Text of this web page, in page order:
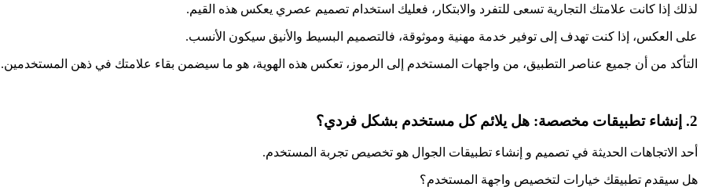
لذلك إذا كانت علامتك التجارية تسعى للتفرد والابتكار، فعليك استخدام تصميم عصري يعكس هذه القيم.
على العكس، إذا كنت تهدف إلى توفير خدمة مهنية وموثوقة، فالتصميم البسيط والأنيق سيكون الأنسب.
التأكد من أن جميع عناصر التطبيق، من واجهات المستخدم إلى الرموز، تعكس هذه الهوية، هو ما سيضمن بقاء علامتك في ذهن المستخدمين.
2. إنشاء تطبيقات مخصصة: هل يلائم كل مستخدم بشكل فردي؟
أحد الاتجاهات الحديثة في تصميم و إنشاء تطبيقات الجوال هو تخصيص تجربة المستخدم.
هل سيقدم تطبيقك خيارات لتخصيص واجهة المستخدم؟